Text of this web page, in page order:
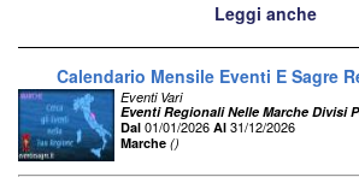
Leggi anche
Calendario Mensile Eventi E Sagre
Eventi Vari
Eventi Regionali Nelle Marche Divisi
Dal 01/01/2026 Al 31/12/2026
Marche ()